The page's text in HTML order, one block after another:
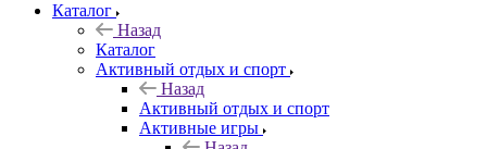
Каталог
Назад
Каталог
Активный отдых и спорт
Назад
Активный отдых и спорт
Активные игры